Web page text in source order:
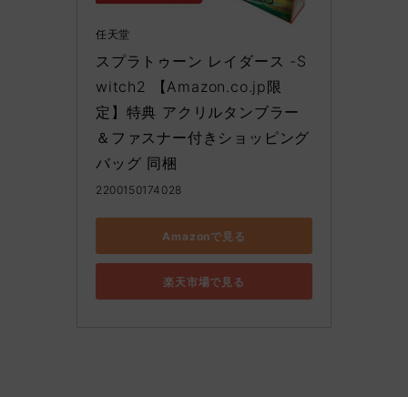
任天堂
スプラトゥーン レイダース -S
witch2 【Amazon.co.jp限
定】特典 アクリルタンブラー
＆ファスナー付きショッピング
バッグ 同梱
2200150174028
Amazonで見る
楽天市場で見る